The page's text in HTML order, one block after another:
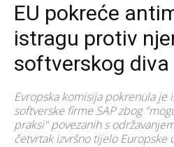
EU pokreće
istragu protiv
softverskog diva
Evropska komisija pokrenula je
softverske firme SAP zbog
praksi" povezanih s
četvrtak izvršno tijelo Europske